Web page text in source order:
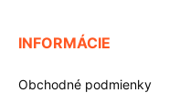
INFORMÁCIE
Obchodné podmienky